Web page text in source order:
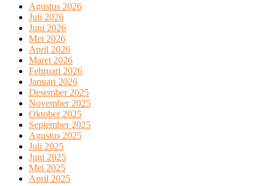
Agustus 2026
Juli 2026
Juni 2026
Mei 2026
April 2026
Maret 2026
Februari 2026
Januari 2026
Desember 2025
November 2025
Oktober 2025
September 2025
Agustus 2025
Juli 2025
Juni 2025
Mei 2025
April 2025